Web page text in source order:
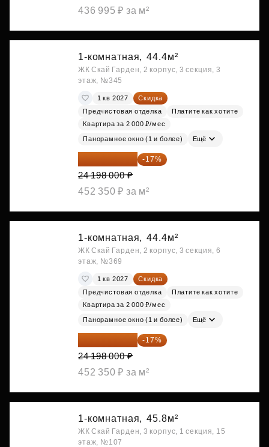
436 995 ₽ за м²
1-комнатная, 44.4м²
ЖК Скай Гарден, 2 корпус, 3 секция, 3
этаж, №345
1 кв 2027
Скидка
Предчистовая отделка
Платите как хотите
Квартира за 2 000 ₽/мес
Панорамное окно (1 и более) Ещё
20 084 340 ₽ -17%
24 198 000 ₽
452 350 ₽ за м²
1-комнатная, 44.4м²
ЖК Скай Гарден, 2 корпус, 3 секция, 6
этаж, №369
1 кв 2027
Скидка
Предчистовая отделка
Платите как хотите
Квартира за 2 000 ₽/мес
Панорамное окно (1 и более) Ещё
20 084 340 ₽ -17%
24 198 000 ₽
452 350 ₽ за м²
1-комнатная, 45.8м²
ЖК Скай Гарден, 3 корпус, 1 секция, 15
этаж, №107